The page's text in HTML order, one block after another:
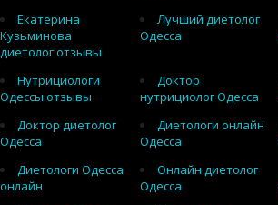
Екатерина
Кузьминова
диетолог отзывы
Лучший диетолог
Одесса
Нутрициологи
Одессы отзывы
Доктор
нутрициолог Одесса
Доктор диетолог
Одесса
Диетологи онлайн
Одесса
Диетологи Одесса
онлайн
Онлайн диетолог
Одесса